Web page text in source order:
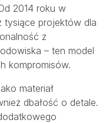
2014 roku w
tysiące projektów dla
z
– ten model
kompromisów.
materiał
dbałość o detale.